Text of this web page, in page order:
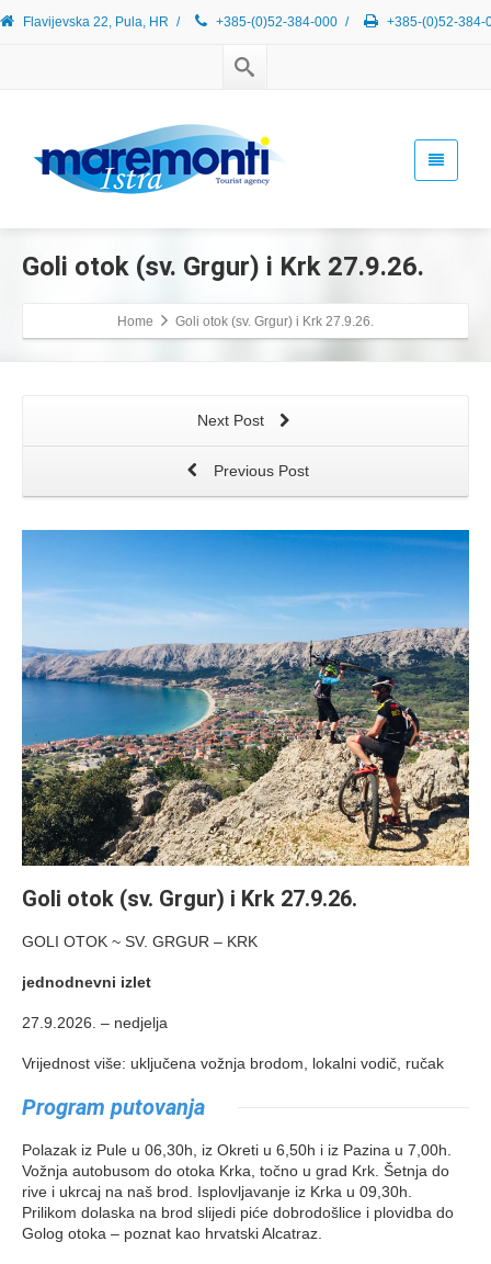
Flavijevska 22, Pula, HR / +385-(0)52-384-000 / +385-(0)52-
Goli otok (sv. Grgur) i Krk 27.9.26.
Home Goli otok (sv. Grgur) i Krk 27.9.26.
Next Post
Previous Post
Goli otok (sv. Grgur) i Krk 27.9.26.
GOLI OTOK ~ SV. GRGUR – KRK
jednodnevni izlet
27.9.2026. – nedjelja
Vrijednost više: uključena vožnja brodom, lokalni vodič, ručak
Program putovanja
Polazak iz Pule u 06,30h, iz Okreti u 6,50h i iz Pazina u 7,00h.
Vožnja autobusom do otoka Krka, točno u grad Krk. Šetnja do
rive i ukrcaj na naš brod. Isplovljavanje iz Krka u 09,30h.
Prilikom dolaska na brod slijedi piće dobrodošlice i plovidba do
Golog otoka – poznat kao hrvatski Alcatraz.